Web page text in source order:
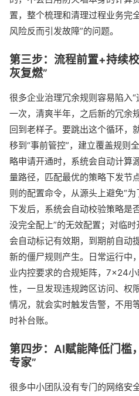
置，整个梳理和清理过程业务完
风险反而引发故障”的问题。
第三步：流程前置+持续
灰复燃”
很多企业治理冗余规则容易陷入
一次，清爽半年，之后新的冗余
回到老样子。要跳出这个循环，
移到“事前管控”，建立覆盖规则
略申请开通时，系统会自动计算
量路径，匹配最优的策略下发节
则的配置命令，从源头上避免“
下发后，系统会自动校验策略是
没完全配上”的无效配置；对临
会自动标记有效期，到期前自动
新的僵尸规则产生。日常运行中
业内控要求的合规矩阵，7×24
性，一旦发现违规跨区访问、权
情况，就会实时触发告警，不用
时补台账。
第四步：AI赋能降低门槛
专家”
很多中小团队没有专门的网络安